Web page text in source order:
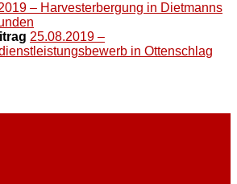
– Harvesterbergung in Dietmanns
25.08.2019 –
in Ottenschlag